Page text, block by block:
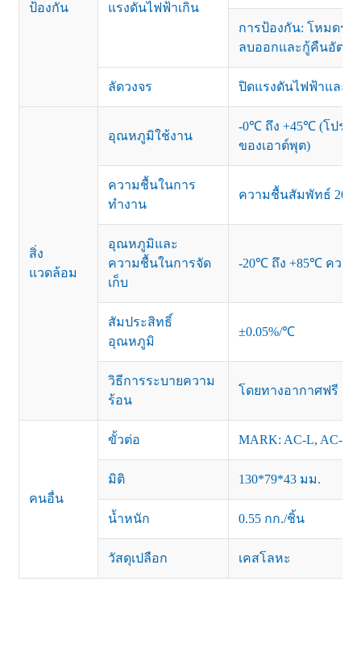
ป้องกัน
แรงดันไฟฟ้าเกิน
การป้องกัน: โหมดระ
ลบออกและกู้คืนอัตโ
ลัดวงจร ปิดแรงดันไฟฟ้าและรี
สิ่ง
แวดล้อม
อุณหภูมิใช้งาน
-0℃ ถึง +45℃ (โปรด
ของเอาต์พุต)
ความชื้นในการ
ทำงาน
ความชื้นสัมพัทธ์ 20-
อุณหภูมิและ
ความชื้นในการจัด
เก็บ
-20℃ ถึง +85℃ ความ
สัมประสิทธิ์
อุณหภูมิ
±0.05%/℃
วิธีการระบายความ
ร้อน
โดยทางอากาศฟรี
คนอื่น
ขั้วต่อ MARK: AC-L, AC-N,
มิติ 130*79*43 มม.
น้ำหนัก 0.55 กก./ชิ้น
วัสดุเปลือก เคสโลหะ